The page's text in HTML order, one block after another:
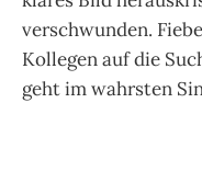
verschwunden.
Kollegen auf die
geht im wahrsten